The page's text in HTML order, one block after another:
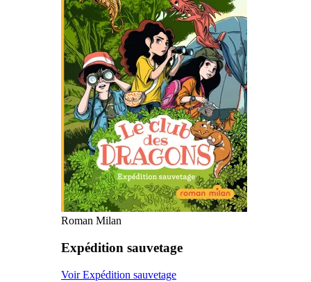
Roman Milan
Expédition sauvetage
Voir Expédition sauvetage